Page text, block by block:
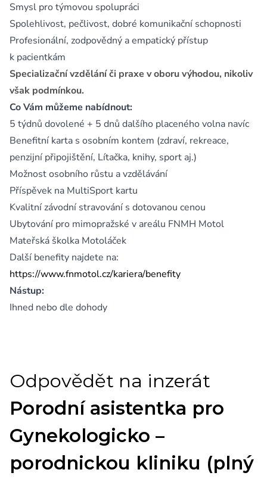
Smysl pro týmovou spolupráci
Spolehlivost, pečlivost, dobré komunikační schopnosti
Profesionální, zodpovědný a empatický přístup
k pacientkám
Specializační vzdělání či praxe v oboru výhodou, nikoliv
však podmínkou.
Co Vám můžeme nabídnout:
5 týdnů dovolené + 5 dnů dalšího placeného volna navíc
Benefitní karta s osobním kontem (zdraví, rekreace,
penzijní připojištění, Lítačka, knihy, sport aj.)
Možnost osobního růstu a vzdělávání
Příspěvek na MultiSport kartu
Kvalitní závodní stravování s dotovanou cenou
Ubytování pro mimopražské v areálu FNMH Motol
Mateřská školka Motoláček
Další benefity najdete na:
https://www.fnmotol.cz/kariera/benefity
Nástup:
Ihned nebo dle dohody